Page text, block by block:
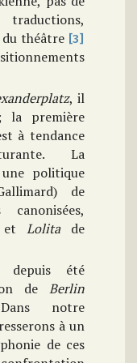
théâtre [3]
, il
la première
à tendance
La
politique
de
et Lolita de
depuis été
de Berlin
Dans notre
à un
de ces